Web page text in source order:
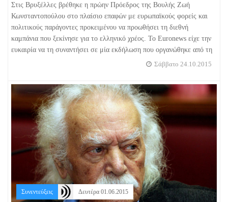
Στις Βρυξέλλες βρέθηκε η πρώην Πρόεδρος της Βουλής Ζωή
Κωνσταντοπούλου στο πλαίσιο επαφών με ευρωπαϊκούς φορείς και
πολιτικούς παράγοντες προκειμένου να προωθήσει τη διεθνή
καμπάνια που ξεκίνησε για το ελληνικό χρέος. Το Euronews είχε την
ευκαιρία να τη συναντήσει σε μία εκδήλωση που οργανώθηκε από τη
Σάββατο 24.10.2015
Συνεντεύξεις Δευτέρα 01.06.2015